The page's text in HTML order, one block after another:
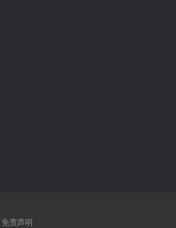
免责声明